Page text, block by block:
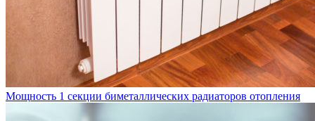
Мощность 1 секции биметаллических радиаторов отопления